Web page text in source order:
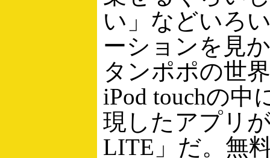
い」などいろ
ーションを見
タンポポの世
iPod touchの中
現したアプリ
LITE」だ。無